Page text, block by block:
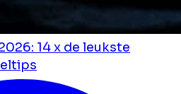
14 x de leukste